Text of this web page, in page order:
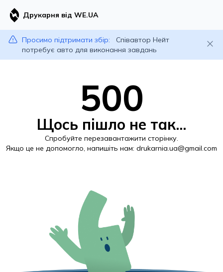
Друкарня від WE.UA
Просимо підтримати збір:
Співавтор Нейт
потребує авто для виконання завдань
500
Щось пішло не так...
Спробуйте перезавантажити сторінку.
Якщо це не допомогло, напишіть нам: drukarnia.ua@gmail.com